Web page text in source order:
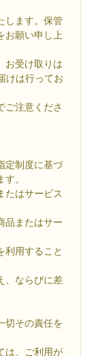
します。保管
お願い申し上
お受け取りは
けは行ってお
ご注意くださ
定制度に基づ
。
たはサービス
品またはサー
利用すること
、ならびに差
切その責任を
は、ご利用が